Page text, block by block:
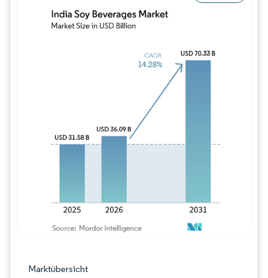
Marktübersicht
Bild © Mordor Intelligence.